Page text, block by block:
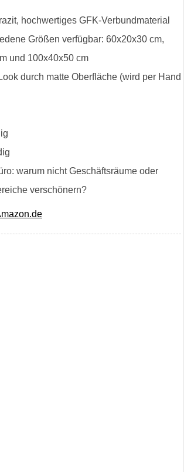
hochwertiges GFK-Verbundmaterial
Größen verfügbar: 60x20x30 cm,
und 100x40x50 cm
durch matte Oberfläche (wird per Hand
warum nicht Geschäftsräume oder
verschönern?